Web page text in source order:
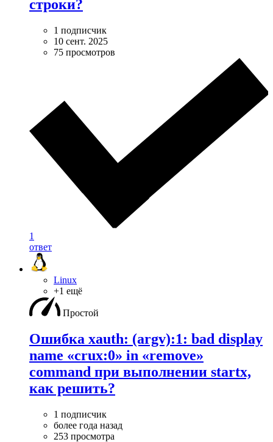
строки?
1 подписчик
10 сент. 2025
75 просмотров
1
ответ
Linux
+1 ещё
Простой
Ошибка xauth: (argv):1: bad display
name «crux:0» in «remove»
command при выполнении startx,
как решить?
1 подписчик
более года назад
253 просмотра